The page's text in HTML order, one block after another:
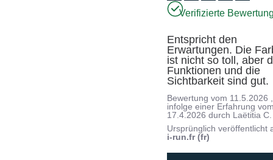
Verifizierte
Entspricht den
Erwartungen. Die
ist nicht so toll, aber
Funktionen und die
Sichtbarkeit sind gut.
Bewertung vom 11.5.2026
infolge einer Erfahrung
17.4.2026 durch Laëtitia C.
Ursprünglich veröffentlicht
i-run.fr (fr)